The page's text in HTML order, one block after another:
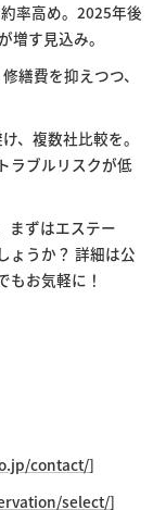
率高め。2025年後
増す見込み。
繕費を抑えつつ、
、複数社比較を。
ラブルリスクが低
まずはエステー
ょうか？ 詳細は公
もお気軽に！
contact/]
select/]